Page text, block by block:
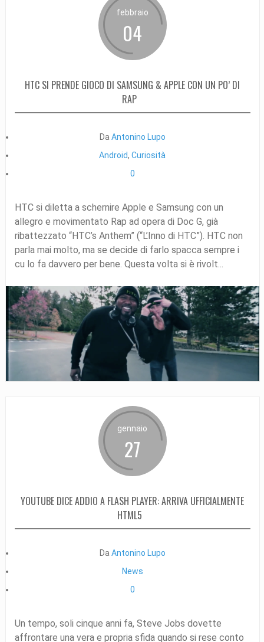
febbraio
04
HTC SI PRENDE GIOCO DI SAMSUNG & APPLE CON UN PO’ DI
RAP
Da Antonino Lupo
Android,Curiosità
0
HTC si diletta a schernire Apple e Samsung con un
allegro e movimentato Rap ad opera di Doc G, già
ribattezzato “HTC’s Anthem” (“L’Inno di HTC”). HTC non
parla mai molto, ma se decide di farlo spacca sempre i
cu lo fa davvero per bene. Questa volta si è rivolt...
gennaio
27
YOUTUBE DICE ADDIO A FLASH PLAYER: ARRIVA UFFICIALMENTE
HTML5
DaAntonino Lupo
News
0
Un tempo, soli cinque anni fa, Steve Jobs dovette
affrontare una vera e propria sfida quando si rese conto